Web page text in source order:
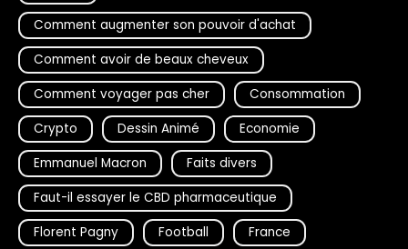
Comment augmenter son pouvoir d'achat
Comment avoir de beaux cheveux
Comment voyager pas cher
Consommation
Crypto
Dessin Animé
Economie
Emmanuel Macron
Faits divers
Faut-il essayer le CBD pharmaceutique
Florent Pagny
Football
France